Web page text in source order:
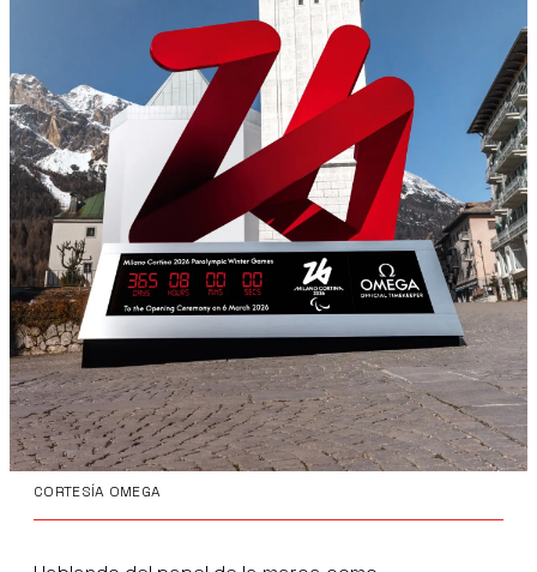
CORTESÍA OMEGA